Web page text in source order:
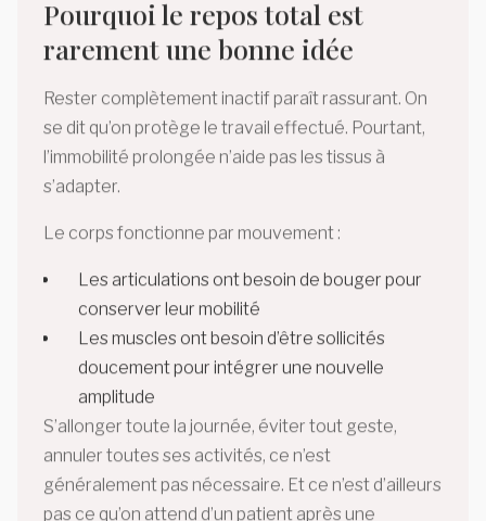
Pourquoi le repos total est
rarement une bonne idée
Rester complètement inactif paraît rassurant. On
se dit qu’on protège le travail effectué. Pourtant,
l’immobilité prolongée n’aide pas les tissus à
s’adapter.
Le corps fonctionne par mouvement :
Les articulations ont besoin de bouger pour
conserver leur mobilité
Les muscles ont besoin d’être sollicités
doucement pour intégrer une nouvelle
amplitude
S’allonger toute la journée, éviter tout geste,
annuler toutes ses activités, ce n’est
généralement pas nécessaire. Et ce n’est d’ailleurs
pas ce qu’on attend d’un patient après une